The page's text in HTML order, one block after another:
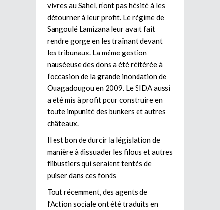
vivres au Sahel, n’ont pas hésité à les
détourner à leur profit. Le régime de
Sangoulé Lamizana leur avait fait
rendre gorge en les traînant devant
les tribunaux. La même gestion
nauséeuse des dons a été réitérée à
l’occasion de la grande inondation de
Ouagadougou en 2009. Le SIDA aussi
a été mis à profit pour construire en
toute impunité des bunkers et autres
châteaux.
Il est bon de durcir la législation de
manière à dissuader les filous et autres
flibustiers qui seraient tentés de
puiser dans ces fonds
Tout récemment, des agents de
l’Action sociale ont été traduits en